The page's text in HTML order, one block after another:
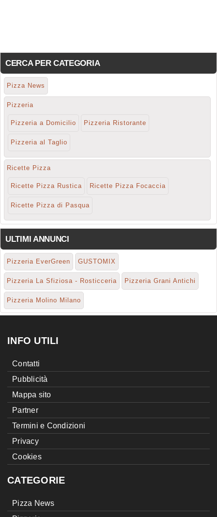
CERCA PER CATEGORIA
Pizza News
Pizzeria
Pizzeria a Domicilio Pizzeria Ristorante
Pizzeria al Taglio
Ricette Pizza
Ricette Pizza Rustica Ricette Pizza Focaccia
Ricette Pizza di Pasqua
ULTIMI ANNUNCI
Pizzeria EverGreen GUSTOMIX
Pizzeria La Sfiziosa - Rosticceria Pizzeria Grani Antichi
Pizzeria Molino Milano
INFO UTILI
Contatti
Pubblicità
Mappa sito
Partner
Termini e Condizioni
Privacy
Cookies
CATEGORIE
Pizza News